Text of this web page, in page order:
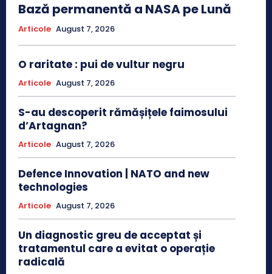
Bază permanentă a NASA pe Lună
Articole August 7, 2026
O raritate : pui de vultur negru
Articole August 7, 2026
S-au descoperit rămășițele faimosului
d’Artagnan?
Articole August 7, 2026
Defence Innovation | NATO and new
technologies
Articole August 7, 2026
Un diagnostic greu de acceptat și
tratamentul care a evitat o operație
radicală